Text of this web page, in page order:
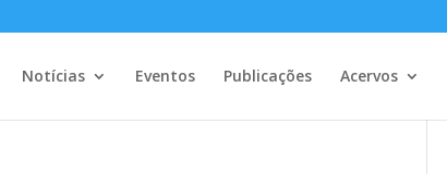
Notícias Eventos Publicações Acervos